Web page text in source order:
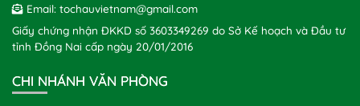
Email: tochauvietnam@gmail.com
Giấy chứng nhận ĐKKD số 3603349269 do Sở Kế hoạch và Đầu tư
tỉnh Đồng Nai cấp ngày 20/01/2016
CHI NHÁNH VĂN PHÒNG